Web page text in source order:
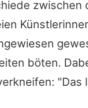
zwischen
böten.
"Das